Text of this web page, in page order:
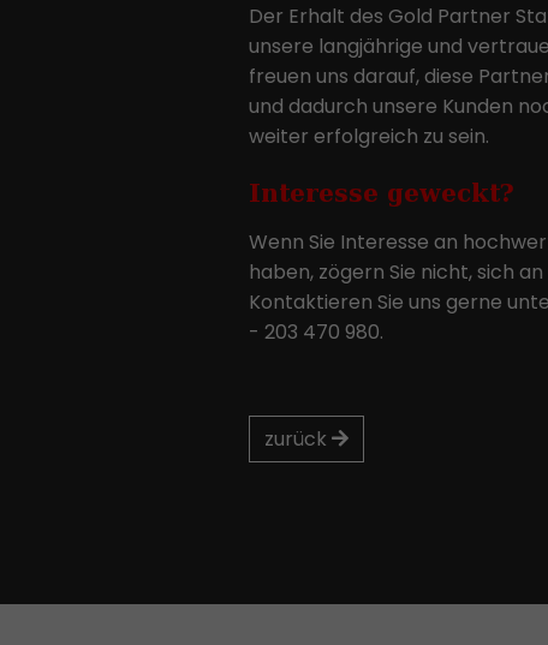
Der Erhalt des Gold Partner
unsere langjährige und
freuen uns darauf, diese
und dadurch unsere Kunden
weiter erfolgreich zu sein.
Interesse geweckt?
Wenn Sie Interesse an
haben, zögern Sie nicht, sich
Kontaktieren Sie uns gerne
- 203 470 980.
zurück